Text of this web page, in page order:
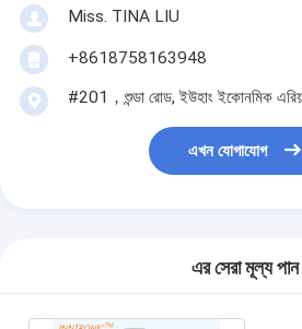
Miss. TINA LIU
+8618758163948
#201，শুন্ডা রোড, ইউহাং ইকোনমিক
এখন যোগাযোগ
এর সেরা মূল্য পান